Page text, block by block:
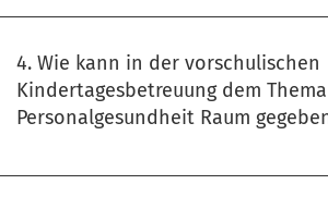
4. Wie kann in der vorschulischen
Kindertagesbetreuung dem Thema
Personalgesundheit Raum